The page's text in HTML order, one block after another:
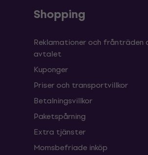
Shopping
Reklamationer och frånträden
avtalet
Kuponger
Priser och transportvillkor
Betalningsvillkor
Paketspårning
Extra tjänster
Momsbefriade inköp